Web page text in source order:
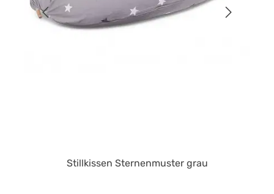
Stillkissen Sternenmuster grau